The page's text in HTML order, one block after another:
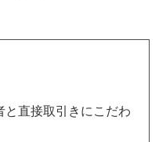
直接取引きにこだわ